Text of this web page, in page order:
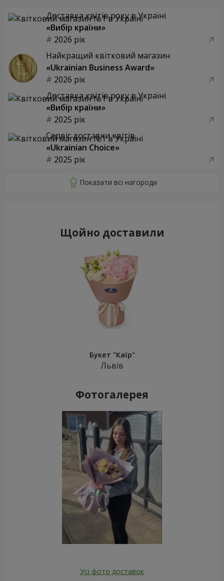
Доставка квітів року в Україні
«Вибір країни»
2026 рік
Найкращий квітковий магазин
«Ukrainian Business Award»
2026 рік
Доставка квітів року в Україні
«Вибір країни»
2025 рік
Сервіс доставки квітів
«Ukrainian Choice»
2025 рік
Щойно доставили
Букет "Каїр"
Львів
Фотогалерея
Усі фото доставок